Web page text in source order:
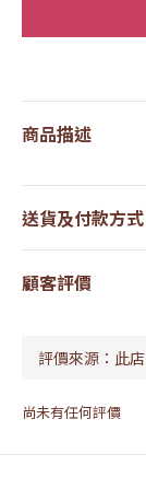
商品描述
送貨及付款方式
顧客評價
尚未有任何評價